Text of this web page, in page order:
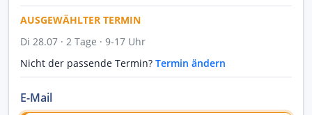
AUSGEWÄHLTER TERMIN
Di 28.07 · 2 Tage · 9-17 Uhr
Nicht der passende Termin? Termin ändern
E-Mail